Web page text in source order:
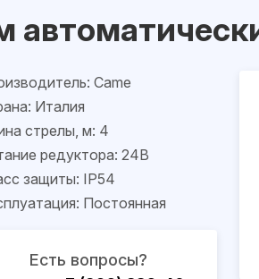
Came
Италия
стрелы, м: 4
редуктора: 24В
защиты: IP54
Постоянная
Есть вопросы?